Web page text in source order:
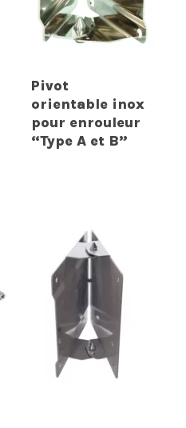
Pivot
orientable inox
pour enrouleur
“Type A et B”